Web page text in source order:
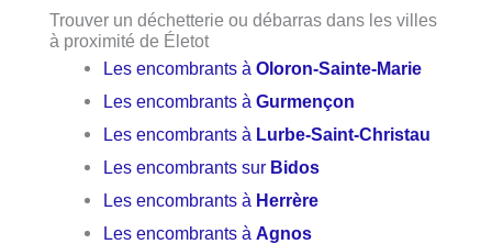
Trouver un déchetterie ou débarras dans les villes
à proximité de Életot
Les encombrants àOloron-Sainte-Marie
Les encombrants àGurmençon
Les encombrants à Lurbe-Saint-Christau
Les encombrants sur Bidos
Les encombrants à Herrère
Les encombrants àAgnos